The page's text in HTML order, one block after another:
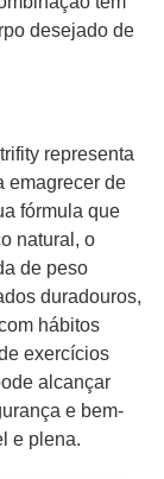
desejado de
representa
emagrecer de
fórmula que
natural, o
de peso
duradouros,
hábitos
exercícios
alcançar
e bem-
e plena.